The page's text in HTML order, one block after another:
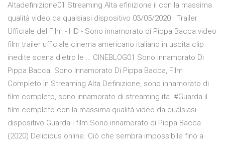
Altadefinizione01 Streaming Alta efinizione il con la massima
qualità video da qualsiasi dispositivo 03/05/2020 · Trailer
Ufficiale del Film - HD - Sono innamorato di Pippa Bacca video
film trailer ufficiale cinema americano italiano in uscita clip
inedite scena dietro le … CINEBLOG01 Sono Innamorato Di
Pippa Bacca. Sono Innamorato Di Pippa Bacca, Film
Completo in Streaming Alta Definizione, sono innamorato di
film completo, sono innamorato di streaming ita. #Guarda il
film completo con la massima qualità video da qualsiasi
dispositivo Guarda i film Sono innamorato di Pippa Bacca
(2020) Delicious online. Ciò che sembra impossibile fino a